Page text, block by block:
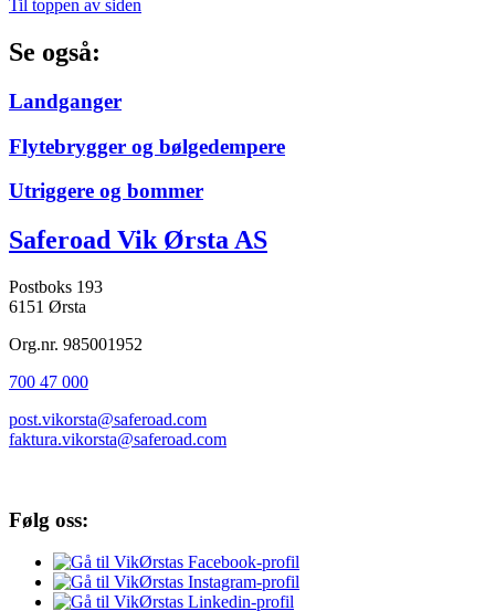
Til toppen av siden
Se også:
Landganger
Flytebrygger og bølgedempere
Utriggere og bommer
Saferoad Vik Ørsta AS
Postboks 193
6151 Ørsta
Org.nr. 985001952
700 47 000
post.vikorsta@saferoad.com
faktura.vikorsta@saferoad.com
Følg oss: